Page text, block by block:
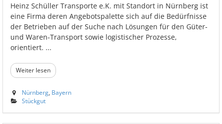
Heinz Schüller Transporte e.K. mit Standort in Nürnberg ist
eine Firma deren Angebotspalette sich auf die Bedürfnisse
der Betrieben auf der Suche nach Lösungen für den Güter-
und Waren-Transport sowie logistischer Prozesse,
orientiert. ...
Weiter lesen
Nürnberg Bayern
Stückgut